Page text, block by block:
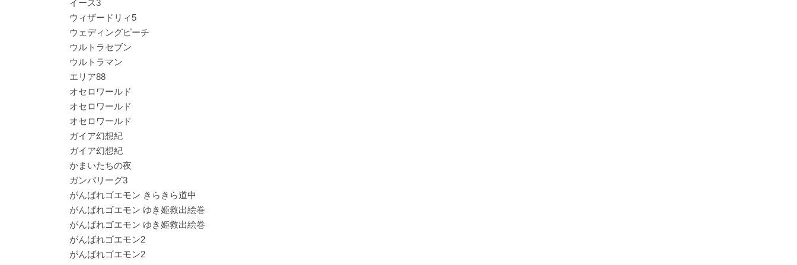
イース3
ウィザードリィ5
ウェディングピーチ
ウルトラセブン
ウルトラマン
エリア88
オセロワールド
オセロワールド
オセロワールド
ガイア幻想紀
ガイア幻想紀
かまいたちの夜
ガンバリーグ3
がんばれゴエモン きらきら道中
がんばれゴエモン ゆき姫救出絵巻
がんばれゴエモン ゆき姫救出絵巻
がんばれゴエモン2
がんばれゴエモン2